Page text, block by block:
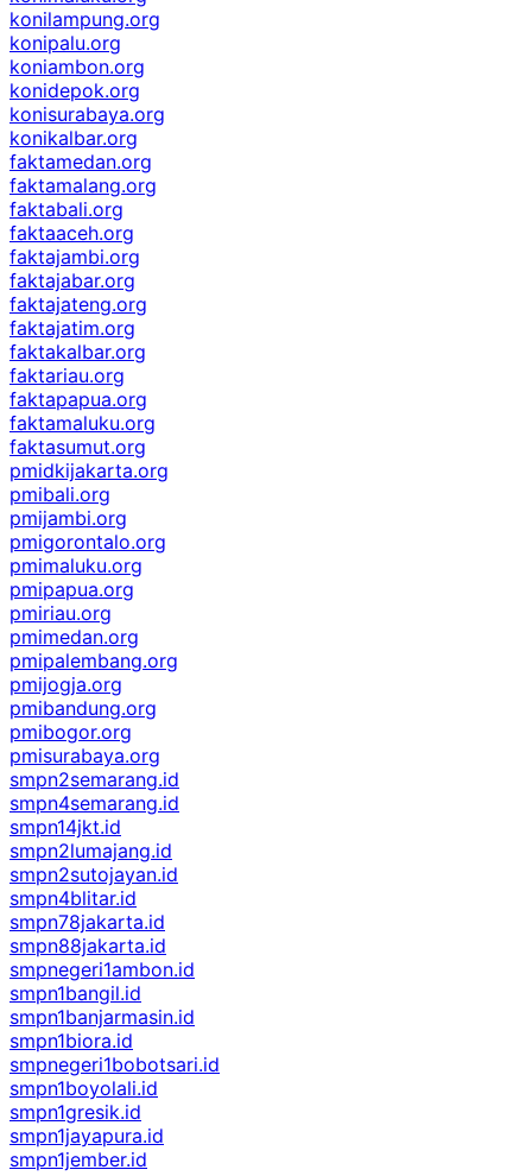
konilampung.org
konipalu.org
koniambon.org
konidepok.org
konisurabaya.org
konikalbar.org
faktamedan.org
faktamalang.org
faktabali.org
faktaaceh.org
faktajambi.org
faktajabar.org
faktajateng.org
faktajatim.org
faktakalbar.org
faktariau.org
faktapapua.org
faktamaluku.org
faktasumut.org
pmidkijakarta.org
pmibali.org
pmijambi.org
pmigorontalo.org
pmimaluku.org
pmipapua.org
pmiriau.org
pmimedan.org
pmipalembang.org
pmijogja.org
pmibandung.org
pmibogor.org
pmisurabaya.org
smpn2semarang.id
smpn4semarang.id
smpn14jkt.id
smpn2lumajang.id
smpn2sutojayan.id
smpn4blitar.id
smpn78jakarta.id
smpn88jakarta.id
smpnegeri1ambon.id
smpn1bangil.id
smpn1banjarmasin.id
smpn1biora.id
smpnegeri1bobotsari.id
smpn1boyolali.id
smpn1gresik.id
smpn1jayapura.id
smpn1jember.id